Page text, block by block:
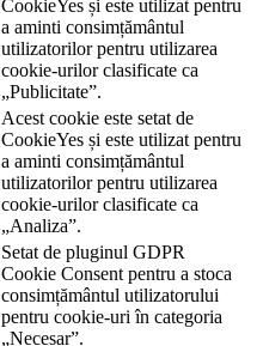
CookieYes și este utilizat pentru
a aminti consimțământul
utilizatorilor pentru utilizarea
cookie-urilor clasificate ca
„Publicitate”.
Acest cookie este setat de
CookieYes și este utilizat pentru
a aminti consimțământul
utilizatorilor pentru utilizarea
cookie-urilor clasificate ca
„Analiza”.
Setat de pluginul GDPR
Cookie Consent pentru a stoca
consimțământul utilizatorului
pentru cookie-uri în categoria
„Necesar”.